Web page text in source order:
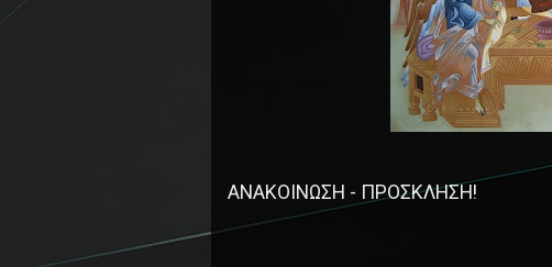
ΑΝΑΚΟΙΝΩΣΗ - ΠΡΟΣΚΛΗΣΗ!